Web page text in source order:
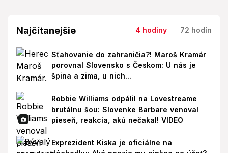
Najčítanejšie 4 hodiny 72 hodín
Sťahovanie do zahraničia?! Maroš Kramár
porovnal Slovensko s Českom: U nás je
špina a zima, u nich...
Robbie Williams odpálil na Lovestreame
brutálnu šou: Slovenke Barbare venoval
pieseň, reakcia, akú nečakal! VIDEO
Exprezident Kiska je oficiálne na